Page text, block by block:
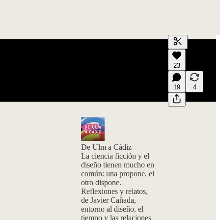
Generar
Una
previas y
23
19 4
De Ulm a Cádiz
La ciencia ficción y el
diseño tienen mucho en
común: una propone, el
otro dispone.
Reflexiones y relatos,
de Javier Cañada,
entorno al diseño, el
tiempo y las relaciones